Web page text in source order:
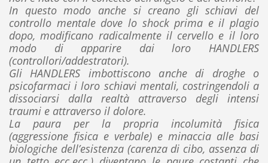
In questo modo anche si creano gli schiavi del
controllo mentale dove lo shock prima e il plagio
dopo, modificano radicalmente il cervello e il loro
modo di apparire dai loro HANDLERS
(controllori/addestratori).
Gli HANDLERS imbottiscono anche di droghe o
psicofarmaci i loro schiavi mentali, costringendoli a
dissociarsi dalla realtà attraverso degli intensi
traumi e attraverso il dolore.
La paura per la propria incolumità fisica
(aggressione fisica e verbale) e minaccia alle basi
biologiche dell’esistenza (carenza di cibo, assenza di